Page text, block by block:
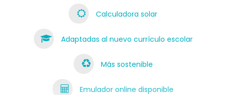
Calculadora solar
Adaptadas al nuevo currículo escolar
Más sostenible
Emulador online disponible